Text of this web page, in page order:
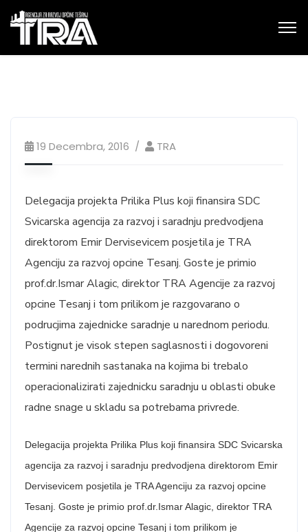
19 Decembra, 2016 TRA
Delegacija projekta Prilika Plus koji finansira SDC
Svicarska agencija za razvoj i saradnju predvodjena
direktorom Emir Dervisevicem posjetila je TRA
Agenciju za razvoj opcine Tesanj. Goste je primio
prof.dr.Ismar Alagic, direktor TRA Agencije za razvoj
opcine Tesanj i tom prilikom je razgovarano o
podrucjima zajednicke saradnje u narednom periodu.
Postignut je visok stepen saglasnosti i dogovoreni
termini narednih sastanaka na kojima bi trebalo
operacionalizirati zajednicku saradnju u oblasti obuke
radne snage u skladu sa potrebama privrede.
Delegacija projekta Prilika Plus koji finansira SDC Svicarska
agencija za razvoj i saradnju predvodjena direktorom Emir
Dervisevicem posjetila je TRA Agenciju za razvoj opcine
Tesanj. Goste je primio prof.dr.Ismar Alagic, direktor TRA
Agencije za razvoj opcine Tesanj i tom prilikom je